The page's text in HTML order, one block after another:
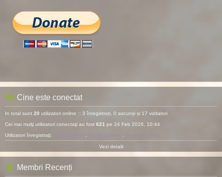
Cine este conectat
In total sunt 20 utilizatori online :: 3 înregistrați, 0 ascunși și 17 vizitatori
Cei mai mulţi utilizatori conectaţi au fost 621 pe 24 Feb 2026, 10:44
Utilizatori înregistraţi: Amazon [Bot]
Vezi detalii
Membri Recenți